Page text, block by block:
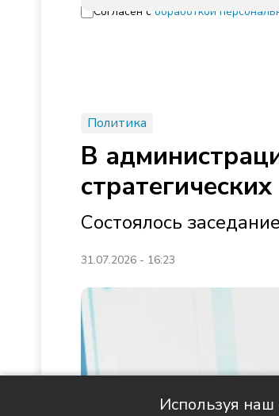
Согласен с обработкой
Политика
В
Состоялось
31.07.2026 - 16:23
Используя